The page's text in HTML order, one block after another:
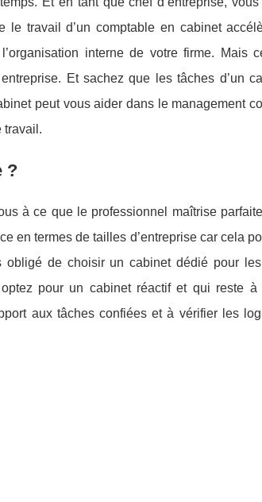
le travail d’un comptable en cabinet
interne de votre firme. Mais
Et sachez que les tâches d’un
peut vous aider dans le management
travail.
?
à ce que le professionnel maîtrise
en termes de tailles d’entreprise car cela
de choisir un cabinet dédié pour
pour un cabinet réactif et qui reste à
aux tâches confiées et à vérifier les